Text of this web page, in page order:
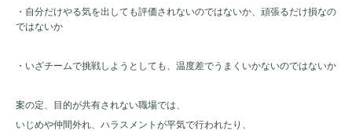
・自分だけやる気を出しても評価されないのではないか、頑張るだけ損なの
ではないか
・いざチームで挑戦しようとしても、温度差でうまくいかないのではないか
案の定、目的が共有されない職場では、
いじめや仲間外れ、ハラスメントが平気で行われたり、